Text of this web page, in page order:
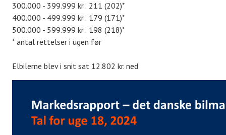
300.000 - 399.999 kr.: 211 (202)*
400.000 - 499.999 kr.: 179 (171)*
500.000 - 599.999 kr.: 198 (218)*
* antal rettelser i ugen før
Elbilerne blev i snit sat 12.802 kr. ned